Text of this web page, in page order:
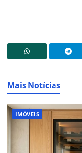
Mais Notícias
IMÓVEIS